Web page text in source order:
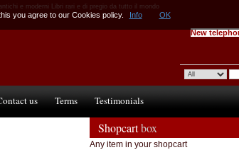
e moderni Libri rari e di pregio da tutto il mondo
New
us Terms Testimonials
Shopcartbox
Any item in your shopcart
you agree to our Cookies policy. Info OK